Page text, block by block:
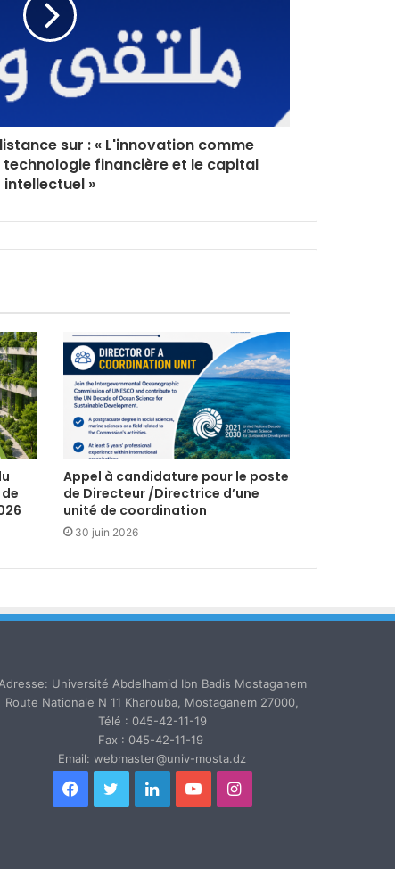
sur : « L'innovation comme
financière et le capital
intellectuel »
Appel à candidature pour le poste
de Directeur /Directrice d’une
unité de coordination
30 juin 2026
Université Abdelhamid Ibn Badis Mostaganem
Route Nationale N 11 Kharouba, Mostaganem 27000,
Télé : 045-42-11-19
Fax : 045-42-11-19
Email: webmaster@univ-mosta.dz
Facebook
TwitterLinkedinYouTubeInstagram